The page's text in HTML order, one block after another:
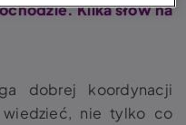
Kilka słów na
dobrej koordynacji
wiedzieć, nie tylko co